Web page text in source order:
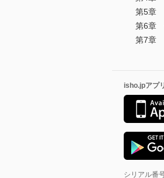
第5章
第6章
第7章
isho.jpアプ
シリアル番